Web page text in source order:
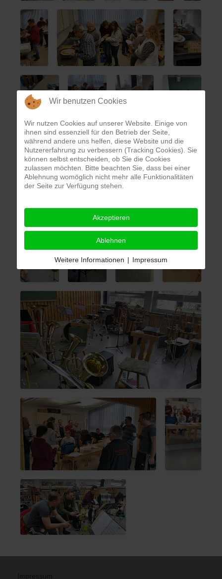
Impressum
Wir benutzen Cookies
Wir nutzen Cookies auf unserer Website. Einige von
ihnen sind essenziell für den Betrieb der Seite,
während andere uns helfen, diese Website und die
Nutzererfahrung zu verbessern (Tracking Cookies). Sie
können selbst entscheiden, ob Sie die Cookies
zulassen möchten. Bitte beachten Sie, dass bei einer
Ablehnung womöglich nicht mehr alle Funktionalitäten
der Seite zur Verfügung stehen.
Akzeptieren
Ablehnen
Weitere Informationen | Impressum